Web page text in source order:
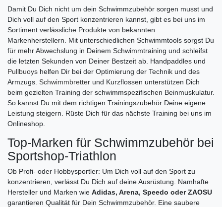
Damit Du Dich nicht um dein Schwimmzubehör sorgen musst und
Dich voll auf den Sport konzentrieren kannst, gibt es bei uns im
Sortiment verlässliche Produkte von bekannten
Markenherstellern. Mit unterschiedlichen Schwimmtools sorgst Du
für mehr Abwechslung in Deinem Schwimmtraining und schleifst
die letzten Sekunden von Deiner Bestzeit ab. Handpaddles und
Pullbuoys helfen Dir bei der Optimierung der Technik und des
Armzugs. Schwimmbretter und Kurzflossen unterstützen Dich
beim gezielten Training der schwimmspezifischen Beinmuskulatur.
So kannst Du mit dem richtigen Trainingszubehör Deine eigene
Leistung steigern. Rüste Dich für das nächste Training bei uns im
Onlineshop.
Top-Marken für Schwimmzubehör bei
Sportshop-Triathlon
Ob Profi- oder Hobbysportler: Um Dich voll auf den Sport zu
konzentrieren, verlässt Du Dich auf deine Ausrüstung. Namhafte
Hersteller und Marken wie Adidas, Arena, Speedo oder ZAOSU
garantieren Qualität für Dein Schwimmzubehör. Eine saubere